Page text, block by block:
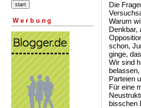
Werbung
Die
Warum
Denkbar,
schon,
ginge,
Wir sind
Parteien
Für eine
bisschen